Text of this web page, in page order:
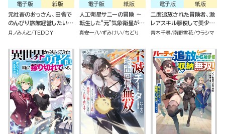
紙版
電子版
元社畜のおっさん、田舎で
のんびり旅館経営したいだ
けなのに勝手に世界最強認
月ノみんと TEDDY
紙版
電子版
人工衛星サニーの冒険 ～
転生した“元”気象衛星がお
天気令嬢になるまで～
真安一 いずみけい ちどり
紙版
電子版
二度追放された冒険者、激
レアスキル駆使して美少女
軍団を育成中！
青木千尋 南野雪花 ウラシマ